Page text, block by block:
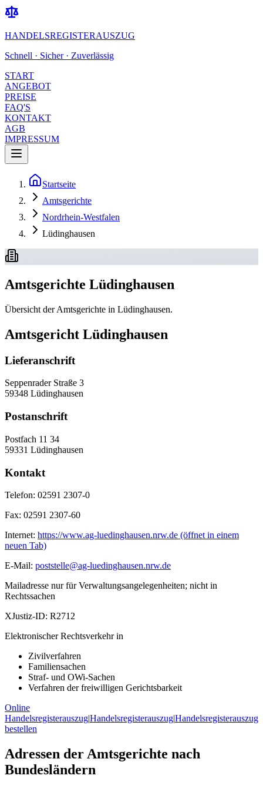
HANDELSREGISTERAUSZUG
Schnell · Sicher · Zuverlässig
START
ANGEBOT
PREISE
FAQ'S
KONTAKT
AGB
IMPRESSUM
Startseite
Amtsgerichte
Nordrhein-Westfalen
Lüdinghausen
Amtsgerichte Lüdinghausen
Übersicht der Amtsgerichte in Lüdinghausen.
Amtsgericht Lüdinghausen
Lieferanschrift
Seppenrader Straße 3
59348 Lüdinghausen
Postanschrift
Postfach 11 34
59331 Lüdinghausen
Kontakt
Telefon: 02591 2307-0
Fax: 02591 2307-60
Internet: https://www.ag-luedinghausen.nrw.de (öffnet in einem
neuen Tab)
E-Mail: poststelle@ag-luedinghausen.nrw.de
Mailadresse nur für Verwaltungsangelegenheiten; nicht in
Rechtssachen
XJustiz-ID: R2712
Elektronischer Rechtsverkehr in
Zivilverfahren
Familiensachen
Straf- und OWi-Sachen
Verfahren der freiwilligen Gerichtsbarkeit
Online
Handelsregisterauszug|Handelsregisterauszug|Handelsregisterauszug
bestellen
Adressen der Amtsgerichte nach
Bundesländern